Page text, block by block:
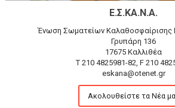
Ε.Σ.ΚΑ.Ν.Α.
Ένωση Σωματείων Καλαθοσφαίρισης
Γρυπάρη 136
17675 Καλλιθέα
T 210 4825981-82, F 210
eskana@otenet.gr
Ακολουθείστε τα Νέα